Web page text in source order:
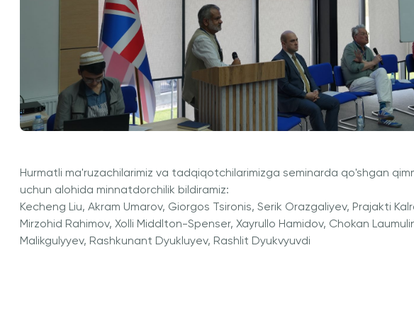
Hurmatli ma'ruzachilarimiz va tadqiqotchilarimizga seminarda qo'shgan
uchun alohida minnatdorchilik bildiramiz:
Kecheng Liu, Akram Umarov, Giorgos Tsironis, Serik Orazgaliyev, Prajakti
Mirzohid Rahimov, Xolli Middlton-Spenser, Xayrullo Hamidov, Chokan
Malikgulyyev, Rashkunant Dyukluyev, Rashlit Dyukvyuvdi